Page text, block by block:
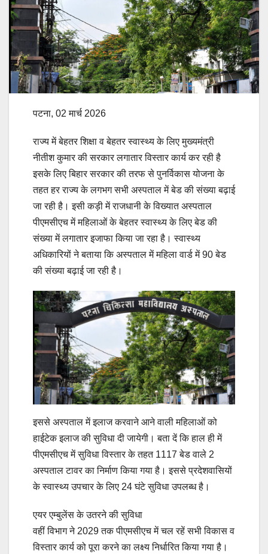
पटना, 02 मार्च 2026
राज्य में बेहतर शिक्षा व बेहतर स्वास्थ्य के लिए मुख्यमंत्री
नीतीश कुमार की सरकार लगातार विस्तार कार्य कर रही है
इसके लिए बिहार सरकार की तरफ से पुनर्विकास योजना के
तहत हर राज्य के लगभग सभी अस्पताल में बेड की संख्या बढ़ाई
जा रही है। इसी कड़ी में राजधानी के विख्यात अस्पताल
पीएमसीएच में महिलाओं के बेहतर स्वास्थ्य के लिए बेड की
संख्या में लगातार इजाफा किया जा रहा है। स्वास्थ्य
अधिकारियों ने बताया कि अस्पताल में महिला वार्ड में 90 बेड
की संख्या बढ़ाई जा रही है।
इससे अस्पताल में इलाज करवाने आने वाली महिलाओं को
हाईटेक इलाज की सुविधा दी जायेगी। बता दें कि हाल ही में
पीएमसीएच में सुविधा विस्तार के तहत 1117 बेड वाले 2
अस्पताल टावर का निर्माण किया गया है। इससे प्रदेशवासियों
के स्वास्थ्य उपचार के लिए 24 घंटे सुविधा उपलब्ध है।
एयर एम्बुलेंस के उतरने की सुविधा
वहीं विभाग ने 2029 तक पीएमसीएच में चल रहें सभी विकास व
विस्तार कार्य को पूरा करने का लक्ष्य निर्धारित किया गया है।